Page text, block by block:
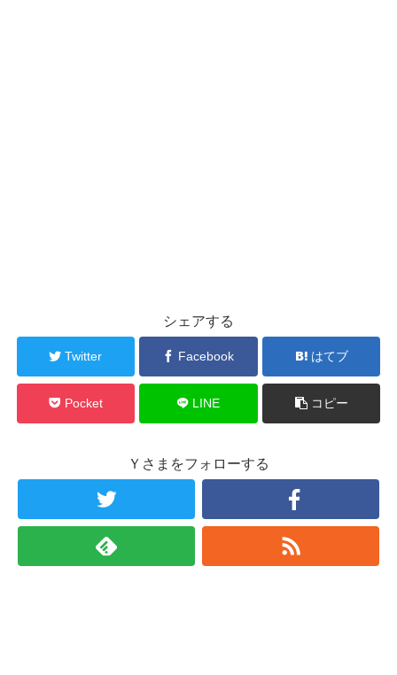
シェアする
Twitter Facebook はてブ
Pocket LINE コピー
Ｙさまをフォローする